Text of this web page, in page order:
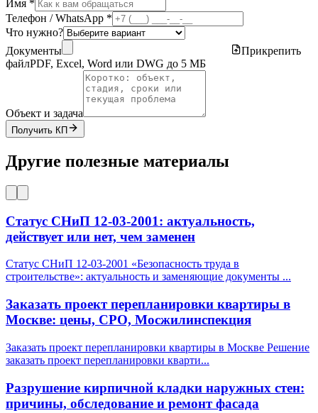
Имя *
Телефон / WhatsApp *
Что нужно?
Документы
Прикрепить
файлPDF, Excel, Word или DWG до 5 МБ
Объект и задача
Получить КП
Другие полезные материалы
Статус СНиП 12-03-2001: актуальность,
действует или нет, чем заменен
Статус СНиП 12-03-2001 «Безопасность труда в
строительстве»: актуальность и заменяющие документы ...
Заказать проект перепланировки квартиры в
Москве: цены, СРО, Мосжилинспекция
Заказать проект перепланировки квартиры в Москве Решение
заказать проект перепланировки кварти...
Разрушение кирпичной кладки наружных стен:
причины, обследование и ремонт фасада